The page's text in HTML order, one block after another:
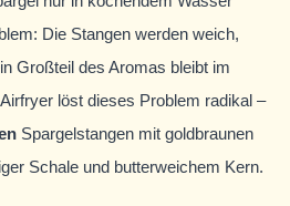
Die Stangen werden weich,
Großteil des Aromas bleibt im
löst dieses Problem radikal –
Spargelstangen mit goldbraunen
Schale und butterweichem Kern.